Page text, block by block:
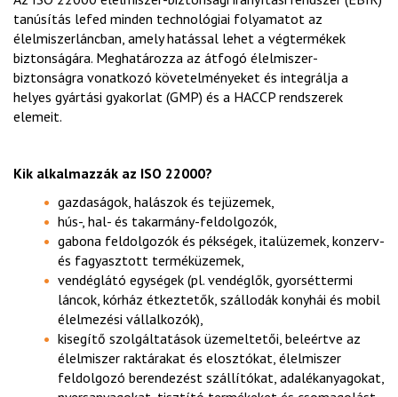
tanúsítás lefed minden technológiai folyamatot az
élelmiszerláncban, amely hatással lehet a végtermékek
biztonságára. Meghatározza az átfogó élelmiszer-
biztonságra vonatkozó követelményeket és integrálja a
helyes gyártási gyakorlat (GMP) és a HACCP rendszerek
elemeit.
Kik alkalmazzák az ISO 22000?
gazdaságok, halászok és tejüzemek,
hús-, hal- és takarmány-feldolgozók,
gabona feldolgozók és pékségek, italüzemek, konzerv-
és fagyasztott terméküzemek,
vendéglátó egységek (pl. vendéglők, gyorséttermi
láncok, kórház étkeztetők, szállodák konyhái és mobil
élelmezési vállalkozók),
kisegítő szolgáltatások üzemeltetői, beleértve az
élelmiszer raktárakat és elosztókat, élelmiszer
feldolgozó berendezést szállítókat, adalékanyagokat,